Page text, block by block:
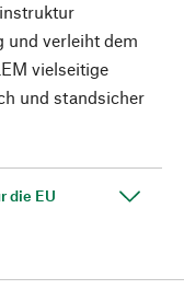
und verleiht dem
vielseitige
und standsicher
die EU